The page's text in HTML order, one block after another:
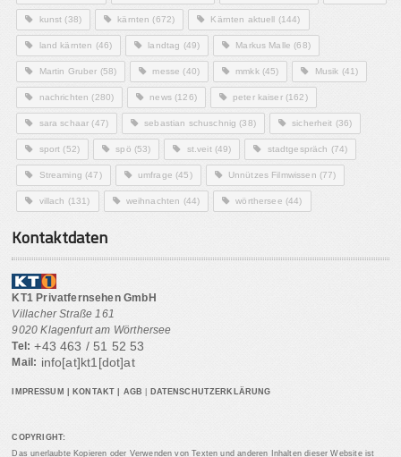
kunst (38) kärnten (672) Kärnten aktuell (144)
land kärnten (46) landtag (49) Markus Malle (68)
Martin Gruber (58) messe (40) mmkk(45) Musik (41)
nachrichten (280) news(126) peter kaiser(162)
sara schaar (47) sebastian schuschnig (38) sicherheit (36)
sport (52) spö (53) st.veit(49) stadtgespräch (74)
Streaming (47) umfrage (45) Unnützes Filmwissen (77)
villach (131) weihnachten (44) wörthersee (44)
Kontaktdaten
KT1 Privatfernsehen GmbH
Villacher Straße 161
9020 Klagenfurt am Wörthersee
Tel: +43 463 / 51 52 53
Mail: info[at]kt1[dot]at
IMPRESSUM KONTAKT AGB DATENSCHUTZERKLÄRUNG
COPYRIGHT:
Das unerlaubte Kopieren oder Verwenden von Texten und anderen Inhalten dieser Website ist